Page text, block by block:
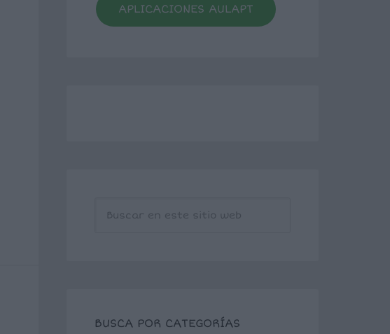
APLICACIONES AULAPT
BUSCA POR CATEGORÍAS